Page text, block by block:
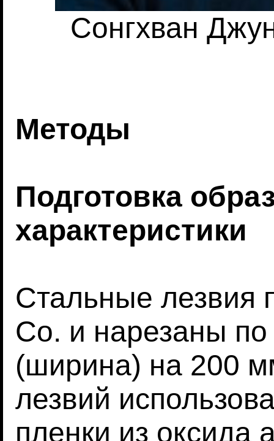
Сонгхван
Методы
Подготовка
характеристики
Стальные лезвия
Co. и нарезаны
(ширина) на 200
лезвий
пленки из оксида